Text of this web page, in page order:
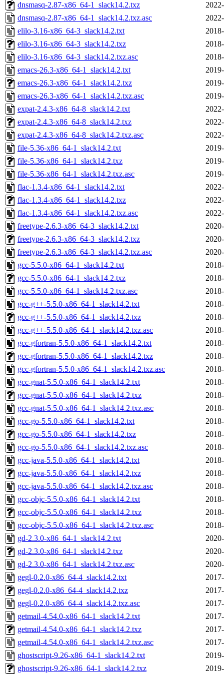
dnsmasq-2.87-x86_64-1_slack14.2.txz
dnsmasq-2.87-x86_64-1_slack14.2.txz.asc
elilo-3.16-x86_64-3_slack14.2.txt
elilo-3.16-x86_64-3_slack14.2.txz
elilo-3.16-x86_64-3_slack14.2.txz.asc
emacs-26.3-x86_64-1_slack14.2.txt
emacs-26.3-x86_64-1_slack14.2.txz
emacs-26.3-x86_64-1_slack14.2.txz.asc
expat-2.4.3-x86_64-8_slack14.2.txt
expat-2.4.3-x86_64-8_slack14.2.txz
expat-2.4.3-x86_64-8_slack14.2.txz.asc
file-5.36-x86_64-1_slack14.2.txt
file-5.36-x86_64-1_slack14.2.txz
file-5.36-x86_64-1_slack14.2.txz.asc
flac-1.3.4-x86_64-1_slack14.2.txt
flac-1.3.4-x86_64-1_slack14.2.txz
flac-1.3.4-x86_64-1_slack14.2.txz.asc
freetype-2.6.3-x86_64-3_slack14.2.txt
freetype-2.6.3-x86_64-3_slack14.2.txz
freetype-2.6.3-x86_64-3_slack14.2.txz.asc
gcc-5.5.0-x86_64-1_slack14.2.txt
gcc-5.5.0-x86_64-1_slack14.2.txz
gcc-5.5.0-x86_64-1_slack14.2.txz.asc
gcc-g++-5.5.0-x86_64-1_slack14.2.txt
gcc-g++-5.5.0-x86_64-1_slack14.2.txz
gcc-g++-5.5.0-x86_64-1_slack14.2.txz.asc
gcc-gfortran-5.5.0-x86_64-1_slack14.2.txt
gcc-gfortran-5.5.0-x86_64-1_slack14.2.txz
gcc-gfortran-5.5.0-x86_64-1_slack14.2.txz.asc
gcc-gnat-5.5.0-x86_64-1_slack14.2.txt
gcc-gnat-5.5.0-x86_64-1_slack14.2.txz
gcc-gnat-5.5.0-x86_64-1_slack14.2.txz.asc
gcc-go-5.5.0-x86_64-1_slack14.2.txt
gcc-go-5.5.0-x86_64-1_slack14.2.txz
gcc-go-5.5.0-x86_64-1_slack14.2.txz.asc
gcc-java-5.5.0-x86_64-1_slack14.2.txt
gcc-java-5.5.0-x86_64-1_slack14.2.txz
gcc-java-5.5.0-x86_64-1_slack14.2.txz.asc
gcc-objc-5.5.0-x86_64-1_slack14.2.txt
gcc-objc-5.5.0-x86_64-1_slack14.2.txz
gcc-objc-5.5.0-x86_64-1_slack14.2.txz.asc
gd-2.3.0-x86_64-1_slack14.2.txt
gd-2.3.0-x86_64-1_slack14.2.txz
gd-2.3.0-x86_64-1_slack14.2.txz.asc
gegl-0.2.0-x86_64-4_slack14.2.txt
gegl-0.2.0-x86_64-4_slack14.2.txz
gegl-0.2.0-x86_64-4_slack14.2.txz.asc
getmail-4.54.0-x86_64-1_slack14.2.txt
getmail-4.54.0-x86_64-1_slack14.2.txz
getmail-4.54.0-x86_64-1_slack14.2.txz.asc
ghostscript-9.26-x86_64-1_slack14.2.txt
ghostscript-9.26-x86_64-1_slack14.2.txz